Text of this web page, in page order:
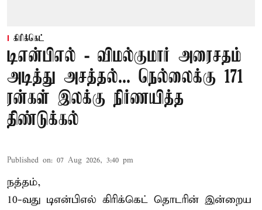
கிரிக்கெட்
டிஎன்பிஎல் - விமல்குமார் அரைசதம்
அடித்து அசத்தல்... நெல்லைக்கு 171
ரன்கள் இலக்கு நிர்ணயித்த
திண்டுக்கல்
Published on: 07 Aug 2026, 3:40 pm
நத்தம்,
10-வது டிஎன்பிஎல் கிரிக்கெட் தொடரின் இன்றைய